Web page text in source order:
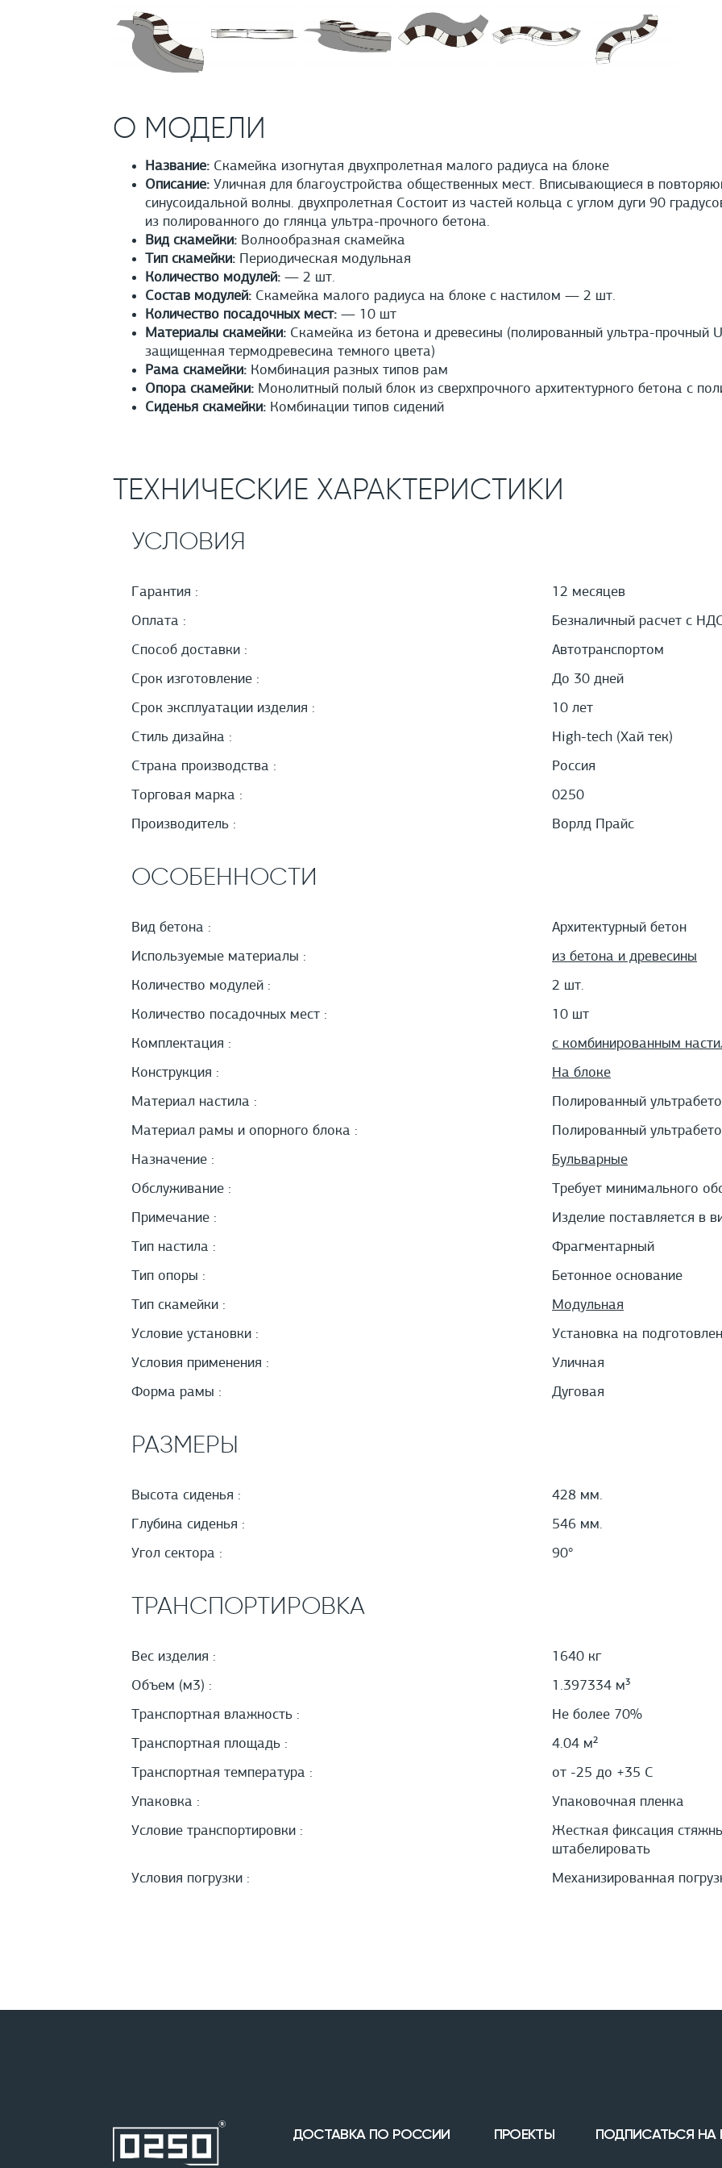
О МОДЕЛИ
Название: Скамейка изогнутая двухпролетная малого радиуса на блоке
Описание: Уличная для благоустройства общественных мест. Вписывающиеся в
синусоидальной волны. двухпролетная Состоит из частей кольца с углом дуги 90
из полированного до глянца ультра-прочного бетона.
Вид скамейки: Волнообразная скамейка
Тип скамейки: Периодическая модульная
Количество модулей: — 2 шт.
Состав модулей: Скамейка малого радиуса на блоке с настилом — 2 шт.
Количество посадочных мест: — 10 шт
Материалы скамейки: Скамейка из бетона и древесины (полированный ультра-прочный
защищенная термодревесина темного цвета)
Рама скамейки: Комбинация разных типов рам
Опора скамейки: Монолитный полый блок из сверхпрочного архитектурного бетона с
Сиденья скамейки: Комбинации типов сидений
ТЕХНИЧЕСКИЕ ХАРАКТЕРИСТИКИ
УСЛОВИЯ
Гарантия :
12 месяцев
Оплата :
Безналичный расчет с
Способ доставки :
Автотранспортом
Срок изготовление :
До 30 дней
Срок эксплуатации изделия :
10 лет
Стиль дизайна :
High-tech (Хай тек)
Страна производства :
Россия
Торговая марка :
0250
Производитель :
Ворлд Прайс
ОСОБЕННОСТИ
Вид бетона :
Архитектурный бетон
Используемые материалы :
из бетона и древесины
Количество модулей :
2 шт.
Количество посадочных мест :
10 шт
Комплектация :
с комбинированным
Конструкция :
На блоке
Материал настила :
Полированный
Материал рамы и опорного блока :
Полированный
Назначение :
Бульварные
Обслуживание :
Требует минимального
Примечание :
Изделие поставляется в
Тип настила :
Фрагментарный
Тип опоры :
Бетонное основание
Тип скамейки :
Модульная
Условие установки :
Установка на
Условия применения :
Уличная
Форма рамы :
Дуговая
РАЗМЕРЫ
Высота сиденья :
428 мм.
Глубина сиденья :
546 мм.
Угол сектора :
90°
ТРАНСПОРТИРОВКА
Вес изделия :
1640 кг
Объем (м3) :
1.397334 м³
Транспортная влажность :
Не более 70%
Транспортная площадь :
4.04 м²
Транспортная температура :
от -25 до +35 С
Упаковка :
Упаковочная пленка
Условие транспортировки :
Жесткая фиксация
штабелировать
Условия погрузки :
Механизированная
ДОСТАВКА ПО РОССИИ ПРОЕКТЫ ПОДПИСАТЬСЯ НА